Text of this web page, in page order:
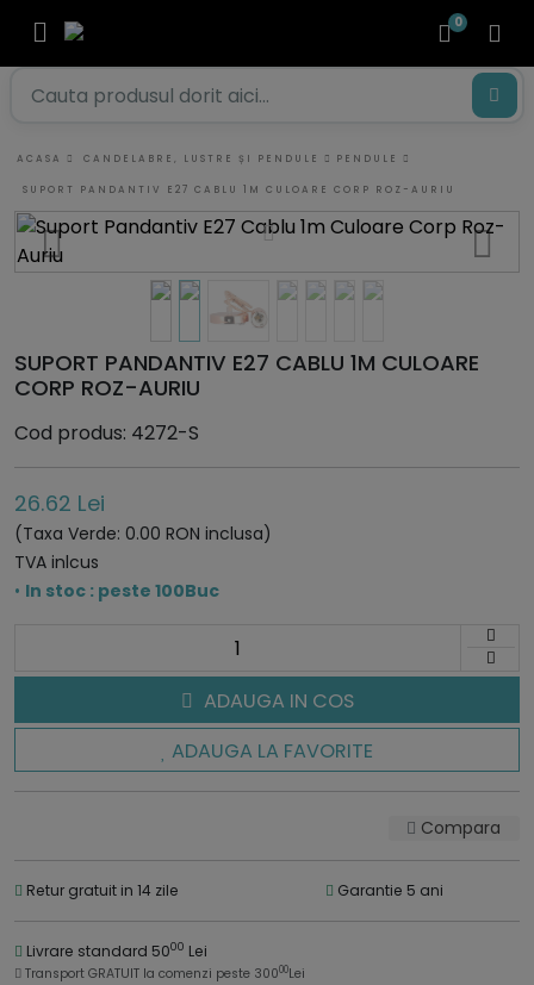
0
ACASA CANDELABRE, LUSTRE ȘI PENDULE PENDULE
SUPORT PANDANTIV E27 CABLU 1M CULOARE CORP ROZ-AURIU
SUPORT PANDANTIV E27 CABLU 1M CULOARE
CORP ROZ-AURIU
Cod produs: 4272-S
26.62 Lei
(Taxa Verde: 0.00 RON inclusa)
TVA inlcus
• In stoc : peste 100Buc
ADAUGA IN COS
ADAUGA LA FAVORITE
Compara
Retur gratuit in 14 zile Garantie 5 ani
Livrare standard 5000 Lei
Transport GRATUIT la comenzi peste 30000Lei